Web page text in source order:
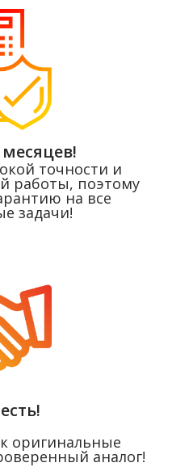
точности и
работы, поэтому
на все
задачи!
оригинальные
аналог!